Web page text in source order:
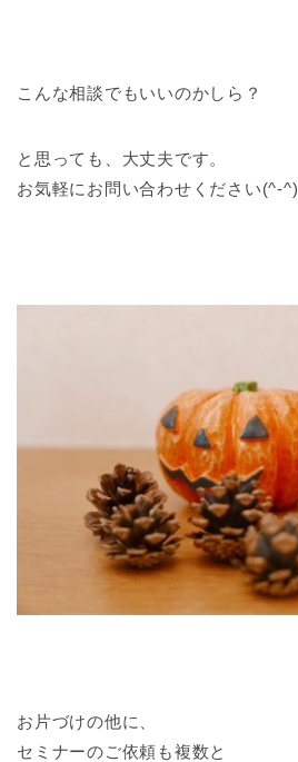
こんな相談でもいいのかしら？
と思っても、大丈夫です。
お気軽にお問い合わせください(^-^)
お片づけの他に、
セミナーのご依頼も複数と